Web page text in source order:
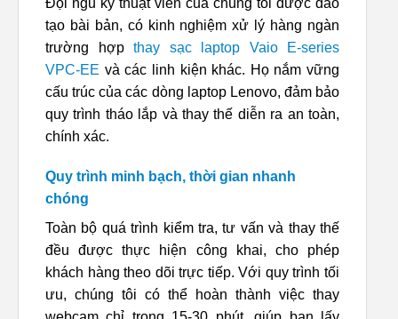
tạo bài bản, có kinh nghiệm xử lý hàng ngàn
trường hợp thay sạc laptop Vaio E-series
VPC-EE và các linh kiện khác. Họ nắm vững
cấu trúc của các dòng laptop Lenovo, đảm bảo
quy trình tháo lắp và thay thế diễn ra an toàn,
chính xác.
Quy trình minh bạch, thời gian nhanh
chóng
Toàn bộ quá trình kiểm tra, tư vấn và thay thế
đều được thực hiện công khai, cho phép
khách hàng theo dõi trực tiếp. Với quy trình tối
ưu, chúng tôi có thể hoàn thành việc thay